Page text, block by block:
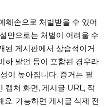
훼손으로 처벌받을 수 있어
만으로는 처벌이 어려울 수
된 게시판에서 상습적이거
하 발언 등이 포함된 경우라
이 높아집니다. 증거는 필
캡처 화면, 게시글 URL, 작
. 가능하면 게시글 삭제 전